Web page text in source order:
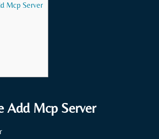
Mcp Server
Add Mcp⁤ Server